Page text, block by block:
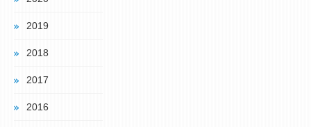
2019
2018
2017
2016